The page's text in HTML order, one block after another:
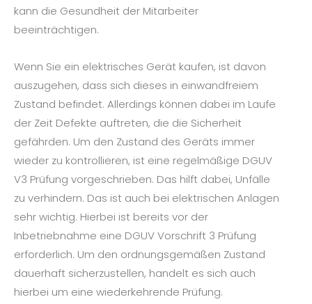
kann die Gesundheit der Mitarbeiter
beeinträchtigen.
Wenn Sie ein elektrisches Gerät kaufen, ist davon
auszugehen, dass sich dieses in einwandfreiem
Zustand befindet. Allerdings können dabei im Laufe
der Zeit Defekte auftreten, die die Sicherheit
gefährden. Um den Zustand des Geräts immer
wieder zu kontrollieren, ist eine regelmäßige DGUV
V3 Prüfung vorgeschrieben. Das hilft dabei, Unfälle
zu verhindern. Das ist auch bei elektrischen Anlagen
sehr wichtig. Hierbei ist bereits vor der
Inbetriebnahme eine DGUV Vorschrift 3 Prüfung
erforderlich. Um den ordnungsgemäßen Zustand
dauerhaft sicherzustellen, handelt es sich auch
hierbei um eine wiederkehrende Prüfung.